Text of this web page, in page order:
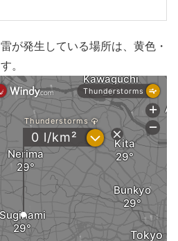
が発生している場所は、黄色・
。